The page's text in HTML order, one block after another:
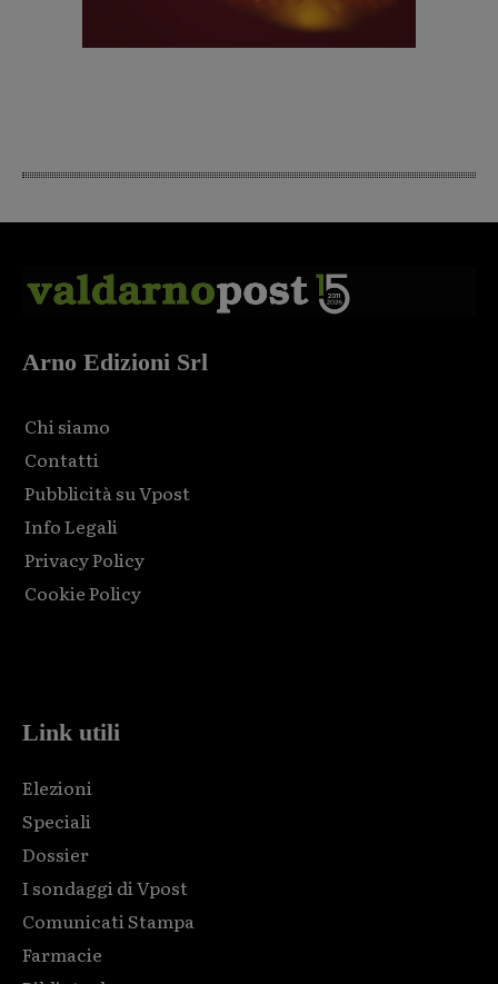
Arno Edizioni Srl
Chi siamo
Contatti
Pubblicità su Vpost
Info Legali
Privacy Policy
Cookie Policy
Link utili
Elezioni
Speciali
Dossier
I sondaggi di Vpost
Comunicati Stampa
Farmacie